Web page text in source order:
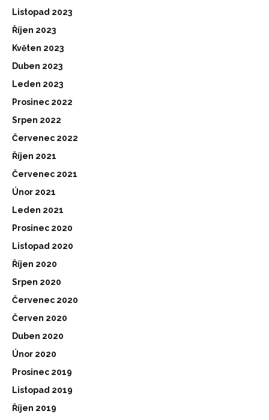
Listopad 2023
Říjen 2023
Květen 2023
Duben 2023
Leden 2023
Prosinec 2022
Srpen 2022
Červenec 2022
Říjen 2021
Červenec 2021
Únor 2021
Leden 2021
Prosinec 2020
Listopad 2020
Říjen 2020
Srpen 2020
Červenec 2020
Červen 2020
Duben 2020
Únor 2020
Prosinec 2019
Listopad 2019
Říjen 2019